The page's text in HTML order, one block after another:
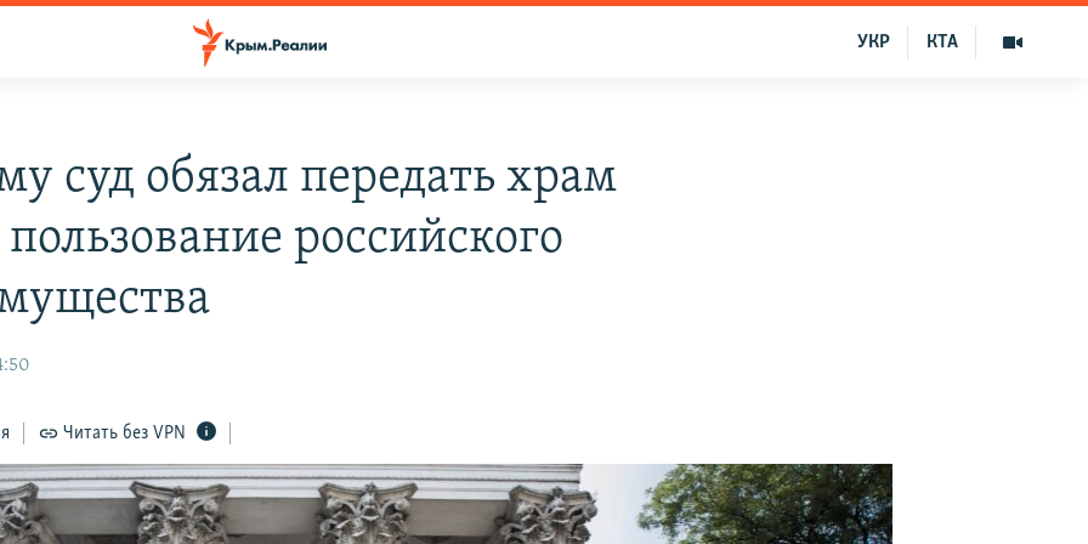
КТА
УКР
суд обязал передать храм
российского
Читать без VPN